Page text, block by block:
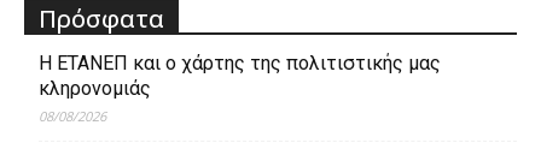
Πρόσφατα
Η ΕΤΑΝΕΠ και ο χάρτης της πολιτιστικής μας
κληρονομιάς
08/08/2026